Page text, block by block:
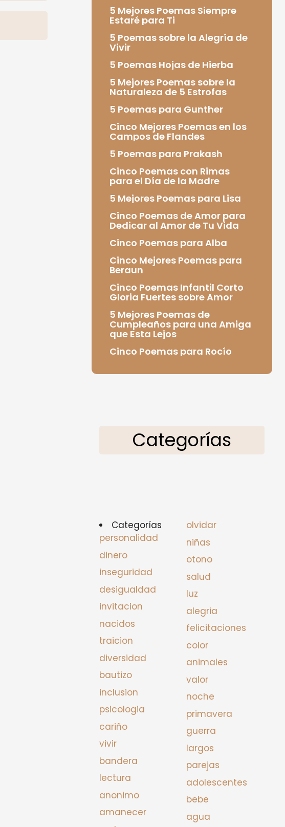
5 Mejores Poemas Siempre
Estaré para Ti
5 Poemas sobre la Alegría de
Vivir
5 Poemas Hojas de Hierba
5 Mejores Poemas sobre la
Naturaleza de 5 Estrofas
5 Poemas para Gunther
Cinco Mejores Poemas en los
Campos de Flandes
5 Poemas para Prakash
Cinco Poemas con Rimas
para el Día de la Madre
5 Mejores Poemas para Lisa
Cinco Poemas de Amor para
Dedicar al Amor de Tu Vida
Cinco Poemas para Alba
Cinco Mejores Poemas para
Beraun
Cinco Poemas Infantil Corto
Gloria Fuertes sobre Amor
5 Mejores Poemas de
Cumpleaños para una Amiga
que Esta Lejos
Cinco Poemas para Rocío
Categorías
Categorías
personalidad
dinero
inseguridad
desigualdad
invitacion
nacidos
traicion
diversidad
bautizo
inclusion
psicologia
cariño
vivir
bandera
lectura
anonimo
amanecer
olvidar
niñas
otono
salud
luz
alegria
felicitaciones
color
animales
valor
noche
primavera
guerra
largos
parejas
adolescentes
bebe
agua